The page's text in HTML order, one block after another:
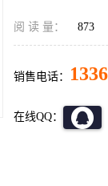
阅 读 量： 873
销售电话：
在线QQ：